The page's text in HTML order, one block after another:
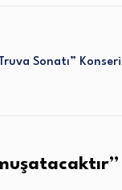
Sonatı”
”